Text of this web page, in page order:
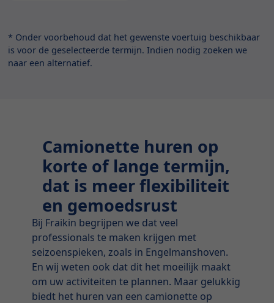
* Onder voorbehoud dat het gewenste voertuig beschikbaar
is voor de geselecteerde termijn. Indien nodig zoeken we
naar een alternatief.
Camionette huren op
korte of lange termijn,
dat is meer flexibiliteit
en gemoedsrust
Bij Fraikin begrijpen we dat veel
professionals te maken krijgen met
seizoenspieken, zoals in Engelmanshoven.
En wij weten ook dat dit het moeilijk maakt
om uw activiteiten te plannen. Maar gelukkig
biedt het huren van een camionette op